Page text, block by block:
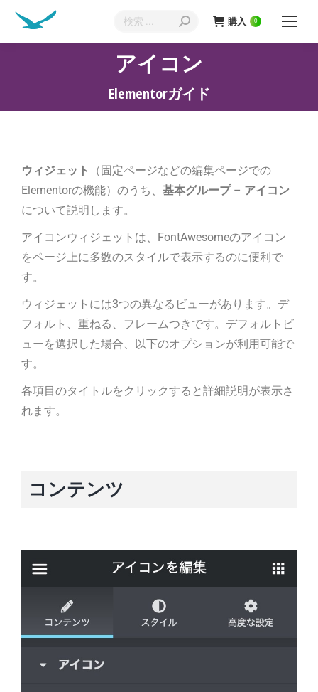
購入 0
アイコン
Elementorガイド
現在地:
ウィジェット
（固定ページなどの編集ページでの
Elementorの機能）のうち、 基本グループ– アイコン
について説明します。
アイコンウィジェットは、FontAwesomeのアイコン
をページ上に多数のスタイルで表示するのに便利で
す。
ウィジェットには3つの異なるビューがあります。デ
フォルト、重ねる、フレームつきです。デフォルトビ
ューを選択した場合、以下のオプションが利用可能で
す。
各項目のタイトルをクリックすると詳細説明が表示さ
れます。
コンテンツ